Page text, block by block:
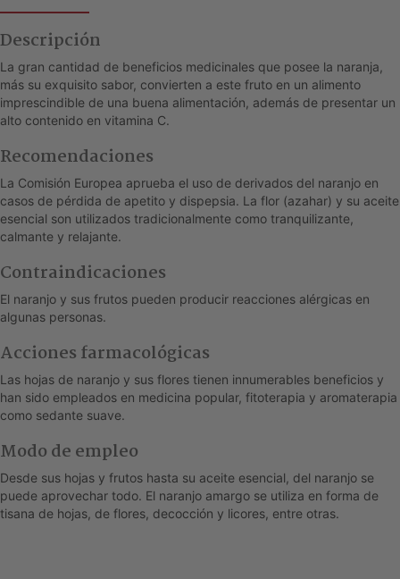
Descripción
La gran cantidad de beneficios medicinales que posee la naranja,
más su exquisito sabor, convierten a este fruto en un alimento
imprescindible de una buena alimentación, además de presentar un
alto contenido en vitamina C.
Recomendaciones
La Comisión Europea aprueba el uso de derivados del naranjo en
casos de pérdida de apetito y dispepsia. La flor (azahar) y su aceite
esencial son utilizados tradicionalmente como tranquilizante,
calmante y relajante.
Contraindicaciones
El naranjo y sus frutos pueden producir reacciones alérgicas en
algunas personas.
Acciones farmacológicas
Las hojas de naranjo y sus flores tienen innumerables beneficios y
han sido empleados en medicina popular, fitoterapia y aromaterapia
como sedante suave.
Modo de empleo
Desde sus hojas y frutos hasta su aceite esencial, del naranjo se
puede aprovechar todo. El naranjo amargo se utiliza en forma de
tisana de hojas, de flores, decocción y licores, entre otras.